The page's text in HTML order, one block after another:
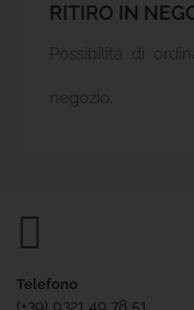
RITIRO IN
Possibilità di
negozio.
Telefono
(+39) 0321 49 78 51